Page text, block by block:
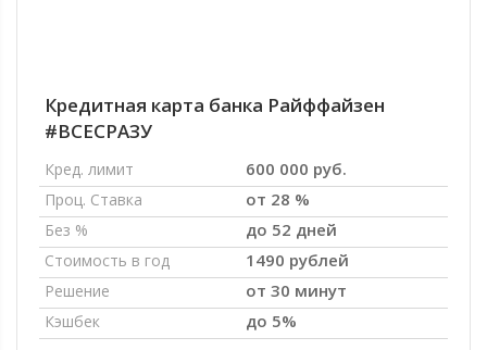
Кредитная карта банка Райффайзен
#ВСЕСРАЗУ
Кред. лимит 600 000 руб.
Проц. Ставка от 28 %
Без % до 52 дней
Стоимость в год 1490 рублей
Решение от 30 минут
Кэшбек до 5%